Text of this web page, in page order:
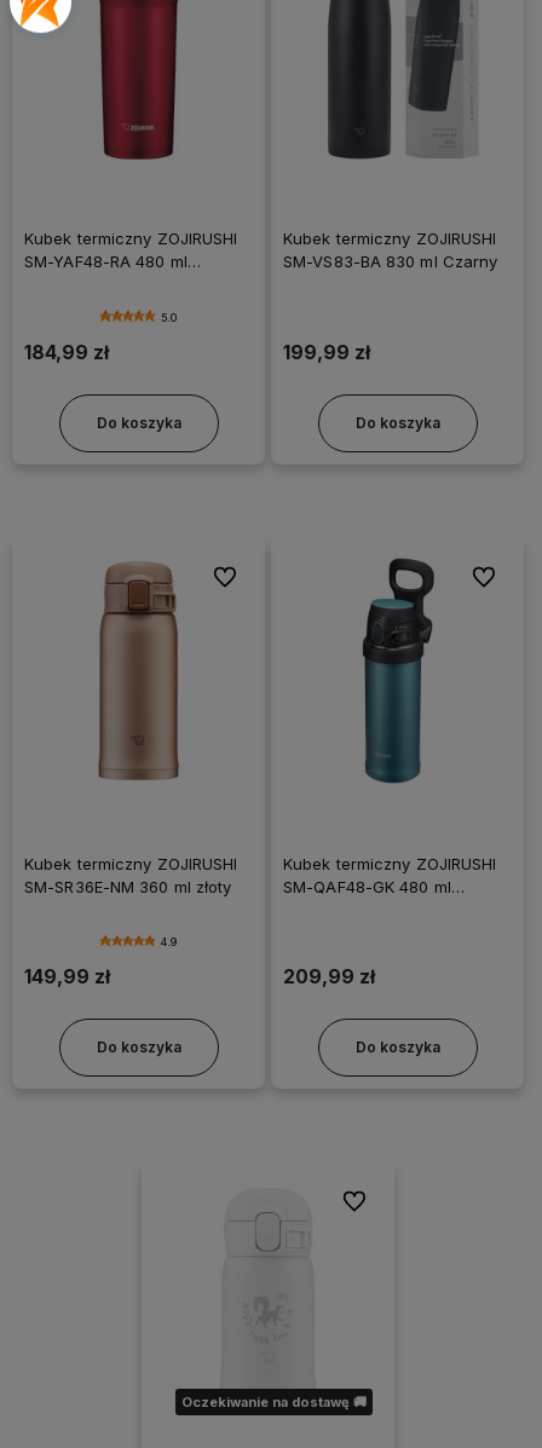
Kubek termiczny ZOJIRUSHI
SM-YAF48-RA 480 ml
5.0
184,99 zł
Do koszyka
Kubek termiczny ZOJIRUSHI
SM-VS83-BA 830 ml Czarny
199,99 zł
Do koszyka
Kubek termiczny ZOJIRUSHI
SM-SR36E-NM 360 ml złoty
4.9
149,99 zł
Do koszyka
Do ulubionych
Kubek termiczny ZOJIRUSHI
SM-QAF48-GK 480 ml
209,99 zł
Do koszyka
Do
Oczekiwanie na dostawę 🚚
Do ulubionych